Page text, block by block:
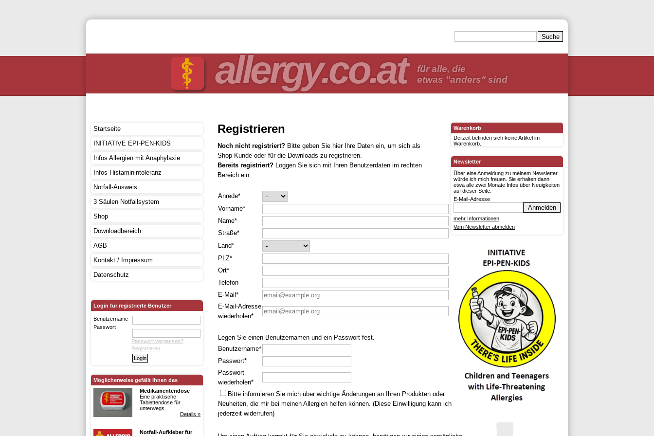
allergy.co.at
für alle, die
etwas "anders" sind
Startseite
INITIATIVE EPI-PEN-KIDS
Infos Allergien mit Anaphylaxie
Infos Histaminintoleranz
Notfall-Ausweis
3 Säulen Notfallsystem
Shop
Downloadbereich
AGB
Kontakt / Impressum
Datenschutz
Login für registrierte Benutzer
Benutzername
Passwort
Passwort vergessen?
Registrieren
Möglicherweise gefällt Ihnen das
Medikamentendose
Eine praktische
Tablettendose für
unterwegs.
Details »
Notfall-Aufkleber für
Registrieren
Noch nicht registriert? Bitte geben Sie hier Ihre Daten ein, um sich als
Shop-Kunde oder für die Downloads zu registrieren.
Bereits registriert? Loggen Sie sich mit Ihren Benutzerdaten im rechten
Bereich ein.
Anrede*
Vorname*
Name*
Straße*
Land*
PLZ*
Ort*
Telefon
E-Mail*
E-Mail-Adresse
wiederholen*
Legen Sie einen Benutzernamen und ein Passwort fest.
Benutzername*
Passwort*
Passwort
wiederholen*
Bitte informieren Sie mich über wichtige Änderungen an Ihren Produkten oder
Neuheiten, die mir bei meinen Allergien helfen können. (Diese Einwilligung kann ich
jederzeit widerrufen)
Warenkorb
Derzeit befinden sich keine Artikel im
Warenkorb.
Newsletter
Über eine Anmeldung zu meinem Newsletter
würde ich mich freuen. Sie erhalten dann
etwa alle zwei Monate Infos über Neuigkeiten
auf dieser Seite.
E-Mail-Adresse
mehr Informationen
Vom Newsletter abmelden